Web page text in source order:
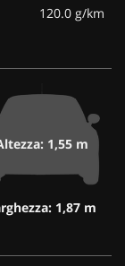
120.0 g/km
1,55 m
1,87 m